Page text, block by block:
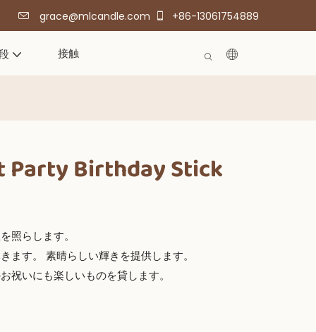
grace@mlcandle.com +86-13061754889
接触
Party Birthday Stick
照らします。
す。 素晴らしい輝きを提供します。
祝いにも楽しいものを貸します。